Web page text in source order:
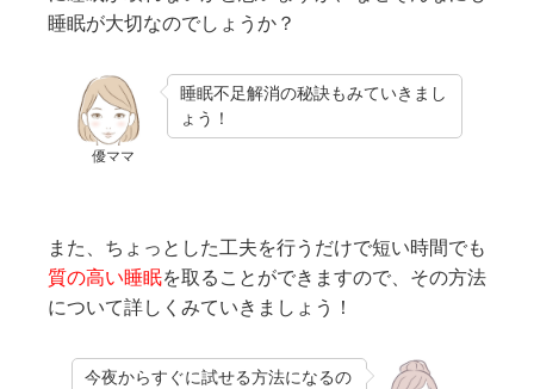
睡眠が大切なのでしょうか？
優ママ
睡眠不足解消の秘訣もみていきまし
ょう！
また、ちょっとした工夫を行うだけで短い時間でも
質の高い睡眠を取ることができますので、その方法
について詳しくみていきましょう！
今夜からすぐに試せる方法になるの